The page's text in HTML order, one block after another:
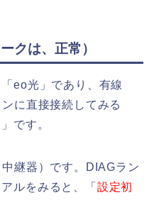
クは、正常）
eo光」であり、有線
に直接接続してみる
」です。
継器）です。DIAGラン
ルをみると、「 設定初